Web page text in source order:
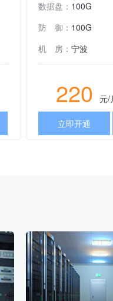
数据盘： 100G
防 御： 100G
机 房： 宁波
220
立即开通